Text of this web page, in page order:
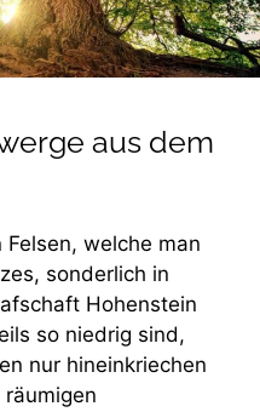
aus dem
welche man
sonderlich in
Hohenstein
so niedrig sind,
nur hineinkriechen